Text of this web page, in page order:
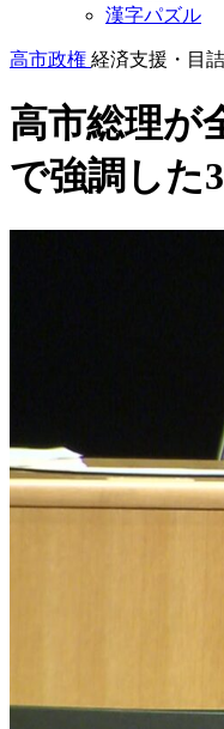
漢字パズル
高市政権 経済支援・目
高市総理が
で強調した